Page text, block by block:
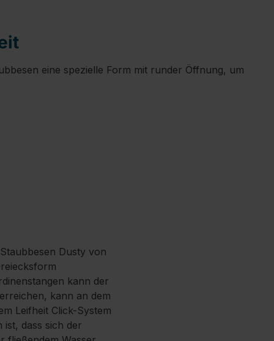
eine spezielle Form mit runder Öffnung, um
Dusty von
kann der
kann an dem
Leifheit Click-System
ist, dass sich der